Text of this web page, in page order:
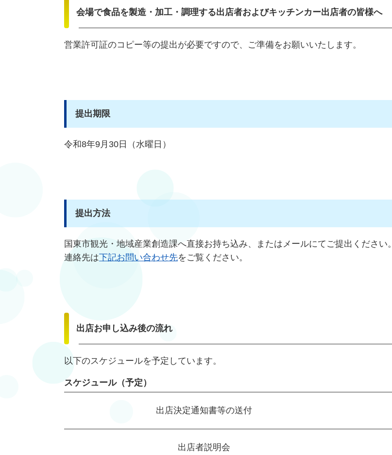
会場で食品を製造・加工・調理する出店者およびキッチンカー出店者の皆様へ
営業許可証のコピー等の提出が必要ですので、ご準備をお願いいたします。
提出期限
令和8年9月30日（水曜日）
提出方法
国東市観光・地域産業創造課へ直接お持ち込み、またはメールにてご提出ください。
連絡先は下記お問い合わせ先をご覧ください。
出店お申し込み後の流れ
以下のスケジュールを予定しています。
スケジュール（予定）
出店決定通知書等の送付
出店者説明会